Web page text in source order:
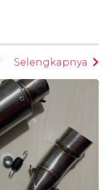
Selengkapnya